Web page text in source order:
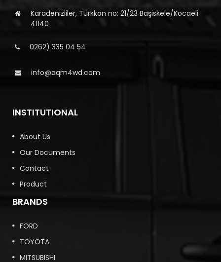
Karadenizliler, Türkkan no: 21/23 Başiskele/Kocaeli
41140
0262) 335 04 54
info@aqm4wd.com
INSTITUTIONAL
About Us
Our Documents
Contact
Product
BRANDS
FORD
TOYOTA
MITSUBISHI